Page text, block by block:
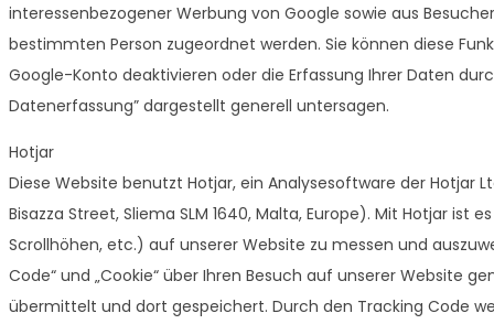
interessenbezogener Werbung von Google sowie aus
bestimmten Person zugeordnet werden. Sie können diese
Google-Konto deaktivieren oder die Erfassung Ihrer Daten
Datenerfassung” dargestellt generell untersagen.
Hotjar
Diese Website benutzt Hotjar, ein Analysesoftware der Hotjar
Bisazza Street, Sliema SLM 1640, Malta, Europe). Mit Hotjar
Scrollhöhen, etc.) auf unserer Website zu messen und
Code“ und „Cookie“ über Ihren Besuch auf unserer Website
übermittelt und dort gespeichert. Durch den Tracking Code